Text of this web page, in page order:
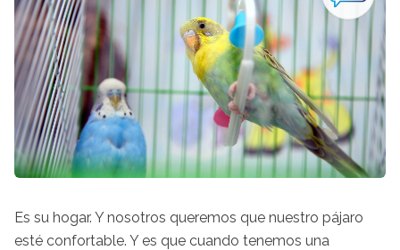
Es su hogar. Y nosotros queremos que nuestro pájaro
esté confortable. Y es que cuando tenemos una